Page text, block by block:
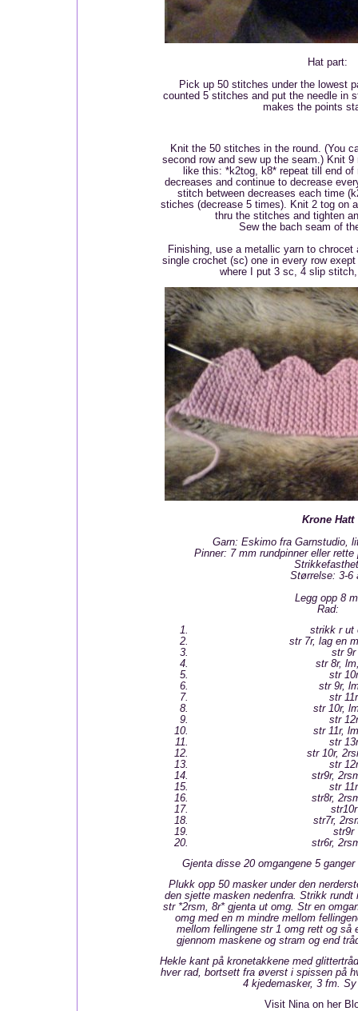
Hat part:
Pick up 50 stitches under the lowest
counted 5 stitches and put the needle in
makes the points
Knit the 50 stitches in the round. (You
second row and sew up the seam.) Knit
like this: *k2tog, k8* repeat till end of
decreases and continue to decrease
stitch between decreases each time
stiches (decrease 5 times). Knit 2 tog on
thru the stitches and tighten
Sew the bach seam of
Finishing, use a metallic yarn to chrocet
single crochet (sc) one in every row
where I put 3 sc, 4 slip
Krone Hatt
Garn: Eskimo fra Garnstudio,
Pinner: 7 mm rundpinner eller
Størrelse: 3-6
Legg opp 8
Rad:
strikk r ut
str 7r, lag en
str 9r
str 8r,
str 10r
str 9r,
str 11r
str 10r,
str 12r
str 11r,
str 13r
str 10r,
str 12r
str9r,
str 11r
str8r,
str10r
str7r,
str9r
str6r,
Gjenta disse 20 omgangene 5
Plukk opp 50 masker under den
den sjette masken nedenfra. Strikk
str *2rsm, 8r* gjenta ut omg. Str en
omg med en m mindre mellom
mellom fellingene str 1 omg rett og så
gjennom maskene og stram og end
Hekle kant på kronetakkene med
hver rad, bortsett fra øverst i spissen på
4 kjedemasker, 3 fm.
Visit Nina on her